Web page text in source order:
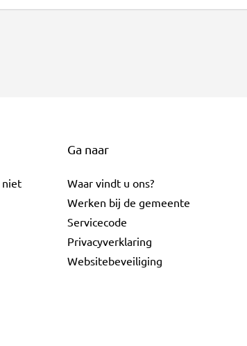
niet
Ga naar
Waar vindt u ons?
Werken bij de gemeente
Servicecode
Privacyverklaring
Websitebeveiliging